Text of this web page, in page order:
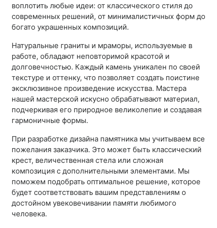
воплотить любые идеи: от классического стиля до
современных решений, от минималистичных форм до
богато украшенных композиций.
Натуральные граниты и мраморы, используемые в
работе, обладают неповторимой красотой и
долговечностью. Каждый камень уникален по своей
текстуре и оттенку, что позволяет создать поистине
эксклюзивное произведение искусства. Мастера
нашей мастерской искусно обрабатывают материал,
подчеркивая его природное великолепие и создавая
гармоничные формы.
При разработке дизайна памятника мы учитываем все
пожелания заказчика. Это может быть классический
крест, величественная стела или сложная
композиция с дополнительными элементами. Мы
поможем подобрать оптимальное решение, которое
будет соответствовать вашим представлениям о
достойном увековечивании памяти любимого
человека.